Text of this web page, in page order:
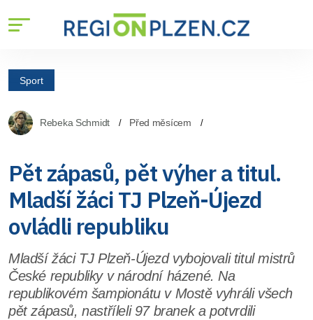
Sport
Rebeka Schmidt Před měsícem
Pět zápasů, pět výher a titul.
Mladší žáci TJ Plzeň-Újezd
ovládli republiku
Mladší žáci TJ Plzeň-Újezd vybojovali titul mistrů
České republiky v národní házené. Na
republikovém šampionátu v Mostě vyhráli všech
pět zápasů, nastříleli 97 branek a potvrdili